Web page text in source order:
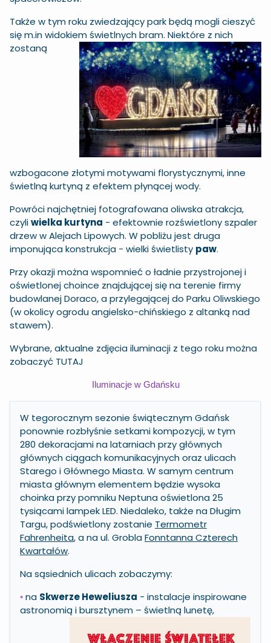
Także w tym roku zwiedzający park będą mogli cieszyć
się m.in widokiemświetlnych bram. Niektóre z nich
zostaną
wzbogacone złotymi motywami florystycznymi, inne
świetlną kurtyną z efektem płynącej wody.
Powróci najchętniej fotografowana oliwska atrakcja,
czyliwielka kurtyna - efektownie rozświetlony szpaler
drzew w Alejach Lipowych. W pobliżu jest druga
imponująca konstrukcja - wielki świetlisty paw.
Przy okazji można wspomnieć o ładnie przystrojonej i
oświetlonej choince znajdującej się na terenie firmy
budowlanej Doraco, a przylegającej do Parku Oliwskiego
(w okolicy ogrodu angielsko-chińskiego z altanką nad
stawem).
Wybrane,aktualne zdjęcia iluminacji z tego roku można
zobaczyć TUTAJ
Iluminacje w Gdańsku
W tegorocznym sezonie świątecznym Gdańsk
ponownie rozbłyśnie setkami kompozycji, w tym
280 dekoracjami na latarniach przy głównych
głównych ciągach komunikacyjnych oraz ulicach
Starego i Głównego Miasta. W samym centrum
miasta głównym elementem będzie wysoka
choinka przy pomniku Neptunaoświetlona 25
tysiącami lampek LED. Niedaleko, także na Długim
Targu, podświetlony zostanie Termometr
Fahrenheita, a na ul. GroblaFonntanna Czterech
Kwartałów.
Na sąsiednich ulicach zobaczymy:
• na Skwerze Heweliusza - instalacje inspirowane
astronomią ibursztynem – świetlną lunetę,